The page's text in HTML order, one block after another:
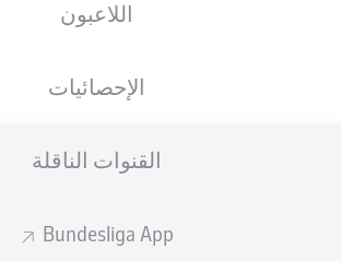
اللاعبون
الإحصائيات
القنوات الناقلة
Bundesliga App
Atakan Karazor